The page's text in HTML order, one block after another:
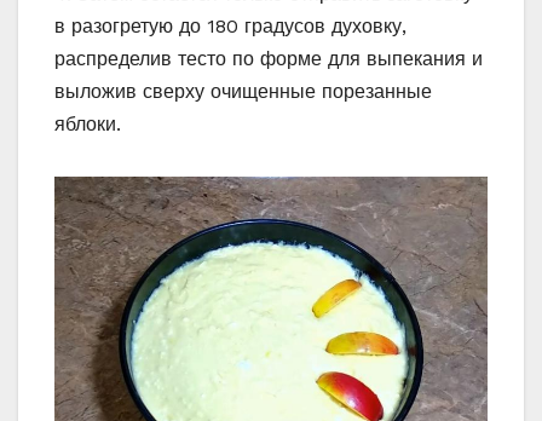
в разогретую до 180 градусов духовку,
распределив тесто по форме для выпекания и
выложив сверху очищенные порезанные
яблоки.